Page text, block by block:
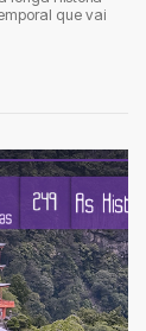
que vai